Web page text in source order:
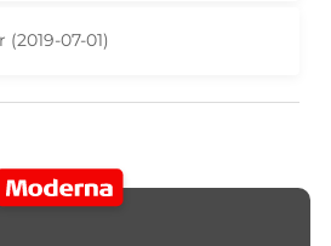
07-01)